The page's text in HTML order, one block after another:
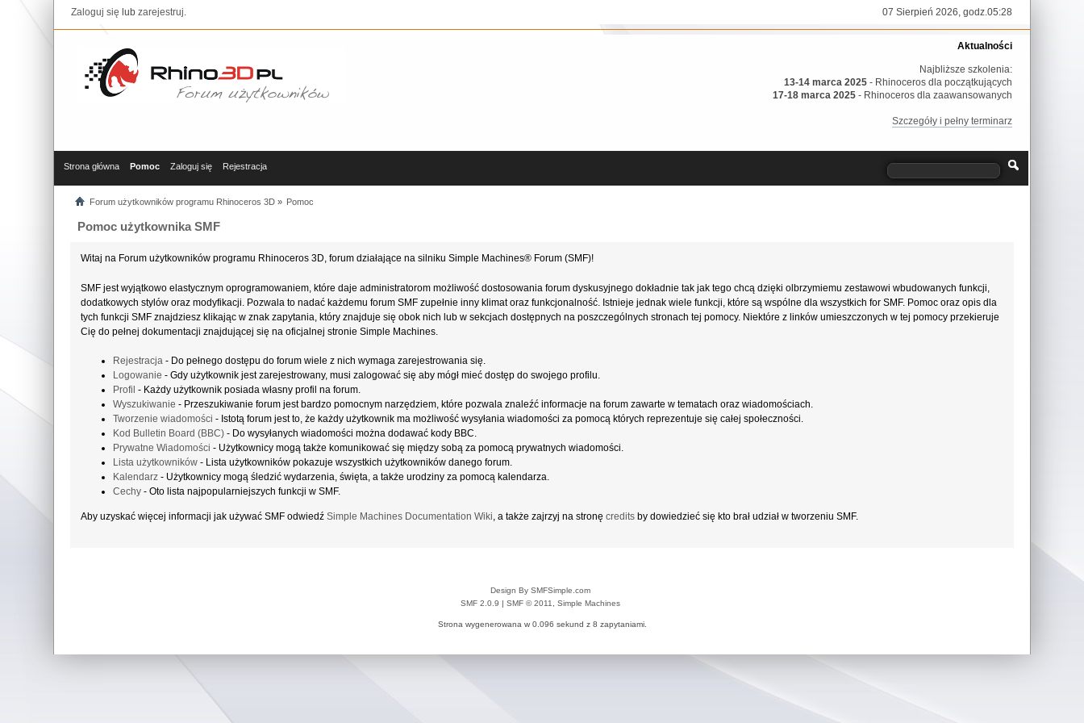
Zaloguj się lubzarejestruj. 07 Sierpień 2026, godz.05:28
Aktualności
Najbliższe szkolenia:
13-14 marca 2025 - Rhinoceros dla początkujących
17-18 marca 2025 - Rhinoceros dla zaawansowanych
Szczegóły i pełny terminarz
Strona główna Pomoc Zaloguj się Rejestracja
Forum użytkowników programu Rhinoceros 3D» Pomoc
Pomoc użytkownika SMF
Witaj na Forum użytkowników programu Rhinoceros 3D, forum działające na silniku Simple Machines® Forum (SMF)!
SMF jest wyjątkowo elastycznym oprogramowaniem, które daje administratorom możliwość dostosowania forum dyskusyjnego dokładnie tak jak tego chcą dzięki olbrzymiemu zestawowi wbudowanych funkcji,
dodatkowych stylów oraz modyfikacji. Pozwala to nadać każdemu forum SMF zupełnie inny klimat oraz funkcjonalność. Istnieje jednak wiele funkcji, które są wspólne dla wszystkich for SMF. Pomoc oraz opis dla
tych funkcji SMF znajdziesz klikając w znak zapytania, który znajduje się obok nich lub w sekcjach dostępnych na poszczególnych stronach tej pomocy. Niektóre z linków umieszczonych w tej pomocy przekieruje
Cię do pełnej dokumentacji znajdującej się na oficjalnej stronie Simple Machines.
Rejestracja- Do pełnego dostępu do forum wiele z nich wymaga zarejestrowania się.
Logowanie - Gdy użytkownik jest zarejestrowany, musi zalogować się aby mógł mieć dostęp do swojego profilu.
Profil - Każdy użytkownik posiada własny profil na forum.
Wyszukiwanie - Przeszukiwanie forum jest bardzo pomocnym narzędziem, które pozwala znaleźć informacje na forum zawarte w tematach oraz wiadomościach.
Tworzenie wiadomości - Istotą forum jest to, że każdy użytkownik ma możliwość wysyłania wiadomości za pomocą których reprezentuje się całej społeczności.
Kod Bulletin Board (BBC)- Do wysyłanych wiadomości można dodawać kody BBC.
Prywatne Wiadomości - Użytkownicy mogą także komunikować się między sobą za pomocą prywatnych wiadomości.
Lista użytkowników- Lista użytkowników pokazuje wszystkich użytkowników danego forum.
Kalendarz- Użytkownicy mogą śledzić wydarzenia, święta, a także urodziny za pomocą kalendarza.
Cechy- Oto lista najpopularniejszych funkcji w SMF.
Aby uzyskać więcej informacji jak używać SMF odwiedź Simple Machines Documentation Wiki, a także zajrzyj na stronę creditsby dowiedzieć się kto brał udział w tworzeniu SMF.
Design By SMFSimple.com
SMF 2.0.9 | SMF © 2011 Simple Machines
Strona wygenerowana w 0.096 sekund z 8 zapytaniami.